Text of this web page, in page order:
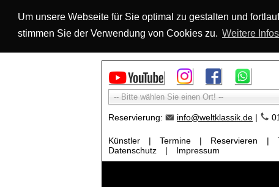
Um unsere Webseite für Sie optimal zu gestalten und
stimmen Sie der Verwendung von Cookies zu. Weitere Infos
-- Bitte wählen Sie einen Ort! --
Reservierung: info@weltklassik.de |
Künstler | Termine | Reservieren |
Datenschutz
| Impressum